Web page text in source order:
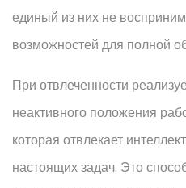
единый из них не
возможностей для полной
При отвлеченности
неактивного положения
которая отвлекает
настоящих задач. Это